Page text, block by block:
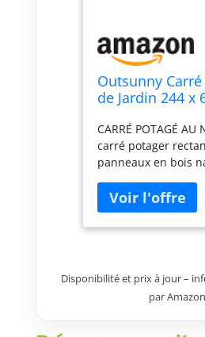
Outsunny
de Jardin 244 x
CARRÉ POTAGÉ AU
carré potager
panneaux en bois
touche d'élégance
ou plantation
carré potager
aromatiques ou
ajout d'insecticide
Disponibilité et prix à jour –
par Amazon